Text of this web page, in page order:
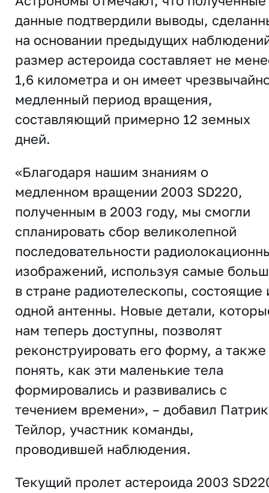
данные подтвердили выводы,
на основании предыдущих
размер астероида составляет не
1,6 километра и он имеет
медленный период вращения,
составляющий примерно 12 земных
дней.
«Благодаря нашим знаниям о
медленном вращении 2003 SD220,
полученным в 2003 году, мы смогли
спланировать сбор великолепной
последовательности
изображений, используя самые
в стране радиотелескопы, состоящие
одной антенны. Новые детали,
нам теперь доступны, позволят
реконструировать его форму, а также
понять, как эти маленькие тела
формировались и развивались с
течением времени», – добавил Патрик
Тейлор, участник команды,
проводившей наблюдения.
Текущий пролет астероида 2003